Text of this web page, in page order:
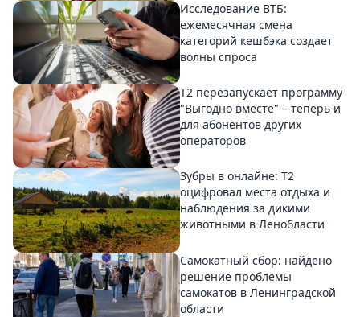
Исследование ВТБ:
ежемесячная смена
категорий кешбэка создает
волны спроса
Т2 перезапускает программу
"Выгодно вместе" – теперь и
для абонентов других
операторов
Зубры в онлайне: Т2
оцифровал места отдыха и
наблюдения за дикими
животными в Ленобласти
Самокатный сбор: найдено
решение проблемы
самокатов в Ленинградской
области